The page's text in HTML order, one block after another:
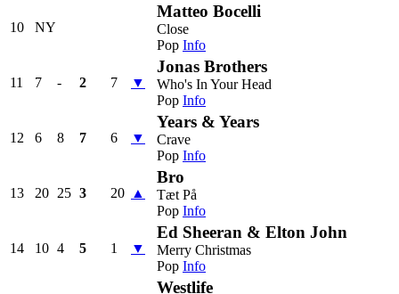
10 NY
Matteo Bocelli
Close
Pop Info
11 7 - 2 7 ▼
Jonas Brothers
Who's In Your Head
Pop Info
12 6 8 7 6 ▼
Years & Years
Crave
Pop Info
13 20 25 3 20 ▲
Bro
Tæt På
Pop Info
14 10 4 5 1 ▼
Ed Sheeran & Elton John
Merry Christmas
Pop Info
Westlife